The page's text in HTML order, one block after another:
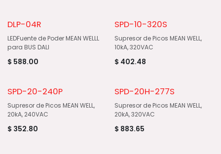
DLP-04R
LEDFuente de Poder MEAN WELLL
para BUS DALI
$ 588.00
SPD-10-320S
Supresor de Picos MEAN WELL,
10kA, 320VAC
$ 402.48
SPD-20-240P
Supresor de Picos MEAN WELL,
20kA, 240VAC
$ 352.80
SPD-20H-277S
Supresor de Picos MEAN WELL,
20kA, 320VAC
$ 883.65